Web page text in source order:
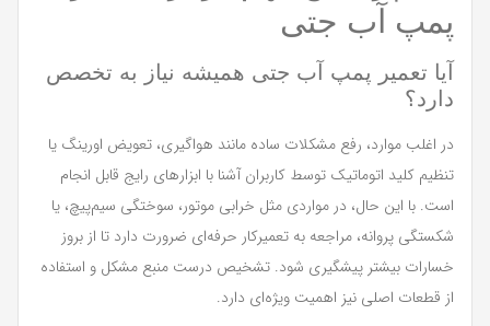
پمپ آب جتی
آیا تعمیر پمپ آب جتی همیشه نیاز به تخصص
دارد؟
در اغلب موارد، رفع مشکلات ساده مانند هواگیری، تعویض اورینگ یا
تنظیم کلید اتوماتیک توسط کاربران آشنا با ابزارهای رایج قابل انجام
است. با این حال، در مواردی مثل خرابی موتور، سوختگی سیم‌پیچ، یا
شکستگی پروانه، مراجعه به تعمیرکار حرفه‌ای ضرورت دارد تا از بروز
خسارات بیشتر پیشگیری شود. تشخیص درست منبع مشکل و استفاده
از قطعات اصلی نیز اهمیت ویژه‌ای دارد.